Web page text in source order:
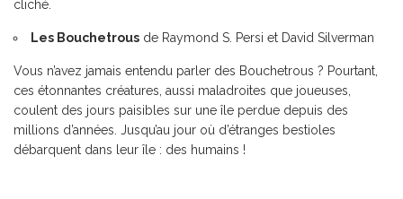
cliché.
Les Bouchetrous de Raymond S. Persi et David Silverman
Vous n’avez jamais entendu parler des Bouchetrous ? Pourtant,
ces étonnantes créatures, aussi maladroites que joueuses,
coulent des jours paisibles sur une île perdue depuis des
millions d’années. Jusqu’au jour où d’étranges bestioles
débarquent dans leur île : des humains !